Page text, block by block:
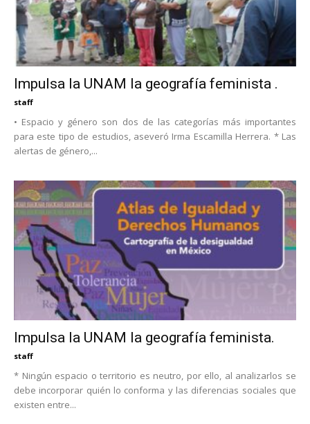
Impulsa la UNAM la geografía feminista .
staff
• Espacio y género son dos de las categorías más importantes
para este tipo de estudios, aseveró Irma Escamilla Herrera. * Las
alertas de género,...
Impulsa la UNAM la geografía feminista.
staff
* Ningún espacio o territorio es neutro, por ello, al analizarlos se
debe incorporar quién lo conforma y las diferencias sociales que
existen entre...